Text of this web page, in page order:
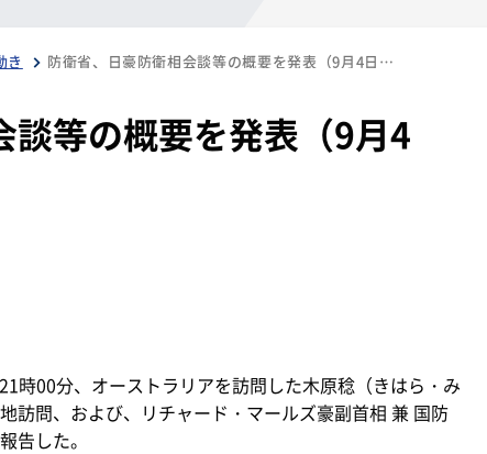
き 防衛省、日豪防衛相会談等の概要を発表（9月4日、オーストラリア）
談等の概要を発表（9月4
00分、オーストラリアを訪問した木原稔（きはら・み
訪問、および、リチャード・マールズ豪副首相 兼 国防
告した。